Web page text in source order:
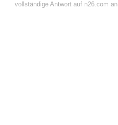
vollständige Antwort auf n26.com an